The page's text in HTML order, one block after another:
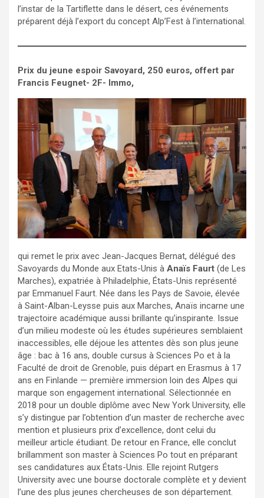
l’instar de la Tartiflette dans le désert, ces événements
préparent déjà l’export du concept Alp’Fest à l’international.
Prix du jeune espoir Savoyard, 250 euros, offert par
Francis Feugnet- 2F- Immo,
qui remet le prix avec Jean-Jacques Bernat, délégué des
Savoyards du Monde aux Etats-Unis à Anaïs Faurt (de Les
Marches), expatriée à Philadelphie, États-Unis représenté
par Emmanuel Faurt. Née dans les Pays de Savoie, élevée
à Saint-Alban-Leysse puis aux Marches, Anaïs incarne une
trajectoire académique aussi brillante qu’inspirante. Issue
d’un milieu modeste où les études supérieures semblaient
inaccessibles, elle déjoue les attentes dès son plus jeune
âge : bac à 16 ans, double cursus à Sciences Po et à la
Faculté de droit de Grenoble, puis départ en Erasmus à 17
ans en Finlande — première immersion loin des Alpes qui
marque son engagement international. Sélectionnée en
2018 pour un double diplôme avec New York University, elle
s’y distingue par l’obtention d’un master de recherche avec
mention et plusieurs prix d’excellence, dont celui du
meilleur article étudiant. De retour en France, elle conclut
brillamment son master à Sciences Po tout en préparant
ses candidatures aux États-Unis. Elle rejoint Rutgers
University avec une bourse doctorale complète et y devient
l’une des plus jeunes chercheuses de son département.